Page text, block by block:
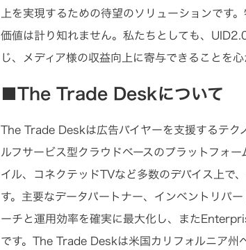
上を実現するための待望のソリューションです
価値は計り知れません。私たちとしても、
じ、メディア様の収益向上に寄与できることを心
■The Trade Deskについて
The Trade Deskは広告バイヤーを支援するテ
ルフサービス型クラウドベースのプラットフォ
イル、コネクテッドTVなど多数のデバイス上で
す。主要なデータパートナー、インベントリパ
ーチと運用効率を確実に最大化し、また
です。The Trade Deskは米国カリフォルニア州